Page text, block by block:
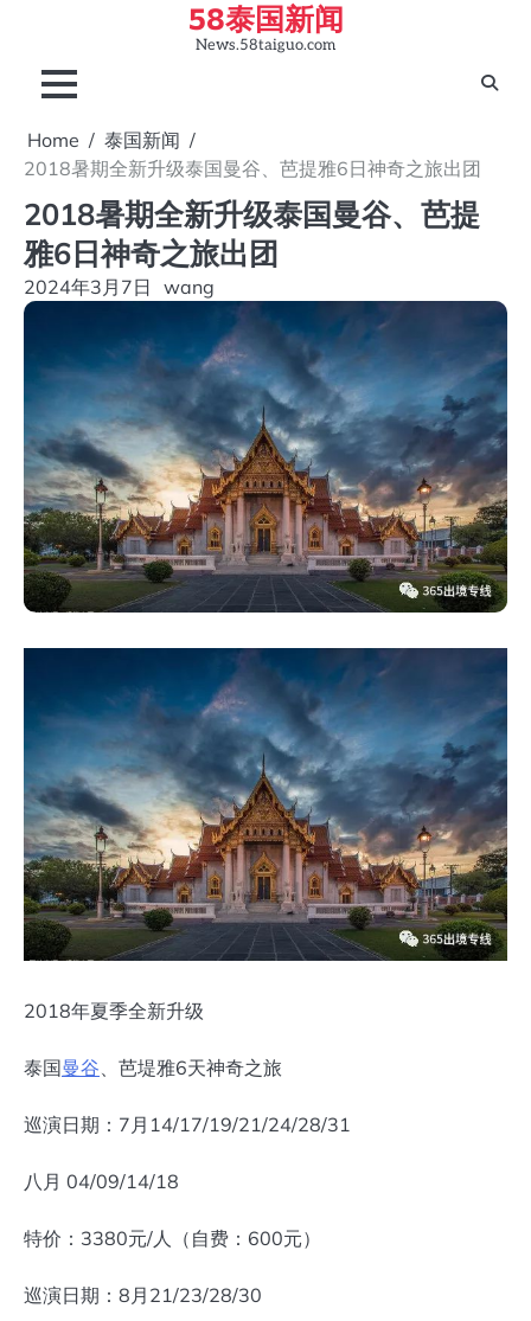
content
58泰国新闻
News.58taiguo.com
Home
泰国新闻
2018暑期全新升级泰国曼谷、芭提雅6日神奇之旅出团
2018暑期全新升级泰国曼谷、芭提
雅6日神奇之旅出团
2024年3月7日 wang
2018年夏季全新升级
泰国曼谷 、芭堤雅6天神奇之旅
巡演日期：7月14/17/19/21/24/28/31
八月 04/09/14/18
特价：3380元/人（自费：600元）
巡演日期：8月21/23/28/30